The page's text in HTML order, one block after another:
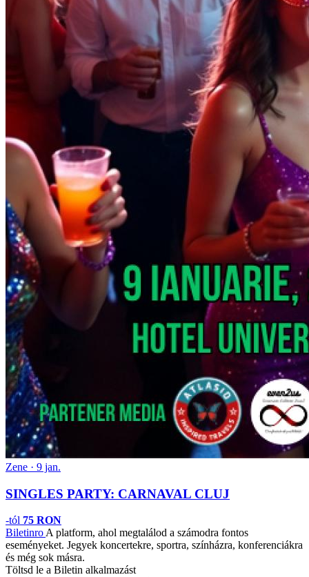
Zene · 9 jan.
SINGLES PARTY: CARNAVAL CLUJ
-tól 75 RON
Biletinro A platform, ahol megtalálod a számodra fontos
eseményeket. Jegyek koncertekre, sportra, színházra, konferenciákra
és még sok másra.
Töltsd le a Biletin alkalmazást